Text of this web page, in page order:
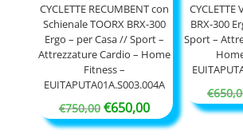
CYCLETTE RECUMBENT con
Schienale TOORX BRX-300
Ergo – per Casa // Sport –
Attrezzature Cardio – Home
Fitness –
EUITAPUTA01A.S003.004A
€750,00 Il
prezzo
€650,00Il
prezzo
CYCLETTE
BRX-300
Sport –
€